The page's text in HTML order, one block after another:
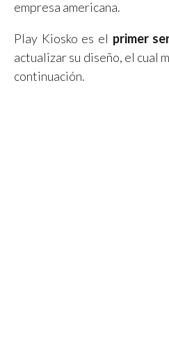
empresa americana.
Play Kiosko es el primer
actualizar su diseño, el cual
continuación.